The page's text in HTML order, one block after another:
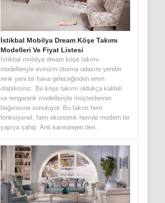
İstikbal Mobilya Dream Köşe Takımı
Modelleri Ve Fiyat Listesi
İstikbal mobilya dream köşe takımı
modelleriyle evinizin oturma odasını yenibir
renk yeni bir hava geleceğinden emin
olabilirsiniz. Bu köşe takımı oldukça kaliteli
ve rengarenk modelleriyle müşterilerinin
beğenisine sunuluyor. Bu takım hem
fonksiyonel, hem ekonomik hemde modern bir
yapıya sahip. Anti kansorejen deri...